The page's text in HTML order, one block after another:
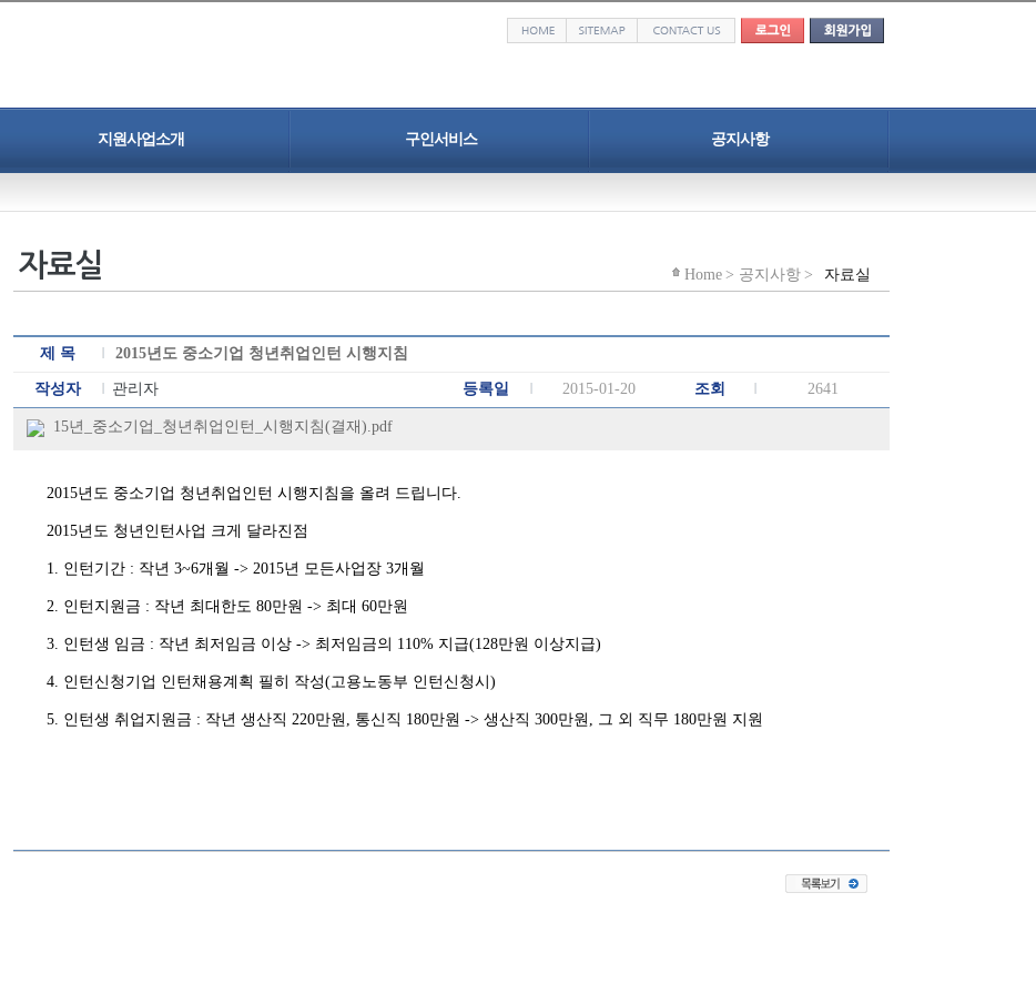
지원사업소개 구인서비스 공지사항
인력채용 홍보지원
자료실 Home > 공지사항 > 자료실
제 목 2015년도 중소기업 청년취업인턴 시행지침
작성자 관리자 등록일 2015-01-20 조회 2641
15년_중소기업_청년취업인턴_시행지침(결재).pdf
2015년도 중소기업 청년취업인턴 시행지침을 올려 드립니다.
2015년도 청년인턴사업 크게 달라진점
1. 인턴기간 : 작년 3~6개월 -> 2015년 모든사업장 3개월
2. 인턴지원금 : 작년 최대한도 80만원 -> 최대 60만원
3. 인턴생 임금 : 작년 최저임금 이상 -> 최저임금의 110% 지급(128만원 이상지급)
4. 인턴신청기업 인턴채용계획 필히 작성(고용노동부 인턴신청시)
5. 인턴생 취업지원금 : 작년 생산직 220만원, 통신직 180만원 -> 생산직 300만원, 그 외 직무 180만원 지원